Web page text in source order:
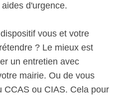
d'urgence.
vous et votre
? Le mieux est
un entretien avec
mairie. Ou de vous
CCAS ou CIAS. Cela pour